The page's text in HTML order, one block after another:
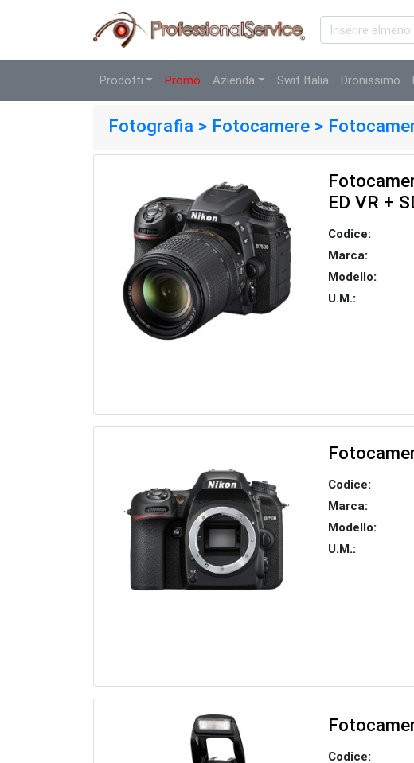
Prodotti Promo Azienda Swit Italia Dronissimo
Fotografia > Fotocamere >
ED VR +
Codice:
Marca:
Modello:
U.M.:
Codice:
Marca:
Modello:
U.M.:
Codice: